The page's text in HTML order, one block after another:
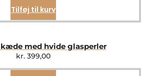
Tilføj til kurv
med hvide glasperler
kr.399,00